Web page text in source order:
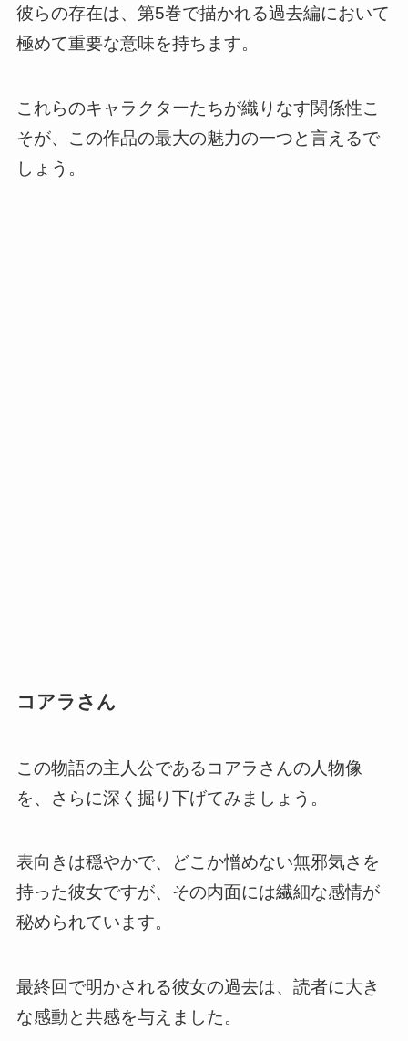
彼らの存在は、第5巻で描かれる過去編において
極めて重要な意味を持ちます。
これらのキャラクターたちが織りなす関係性こ
そが、この作品の最大の魅力の一つと言えるで
しょう。
コアラさん
この物語の主人公であるコアラさんの人物像
を、さらに深く掘り下げてみましょう。
表向きは穏やかで、どこか憎めない無邪気さを
持った彼女ですが、その内面には繊細な感情が
秘められています。
最終回で明かされる彼女の過去は、読者に大き
な感動と共感を与えました。